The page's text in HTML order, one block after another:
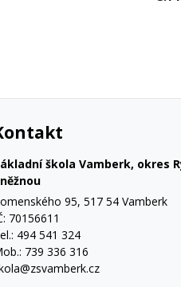
škola Vamberk, okres
95, 517 54 Vamberk
70156611
494 541 324
739 336 316